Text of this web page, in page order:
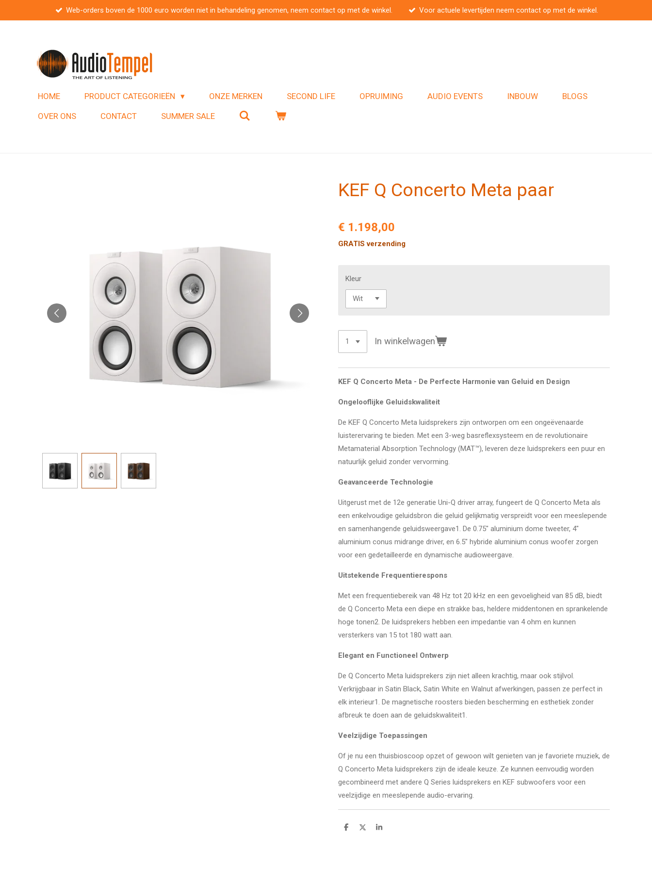
hoofdinhoud
Web-orders boven de 1000 euro worden niet in behandeling genomen, neem contact op met de winkel. Voor actuele levertijden neem contact op met de winkel.
HOME PRODUCT CATEGORIEËN ONZE MERKEN SECOND LIFE OPRUIMING AUDIO EVENTS INBOUW BLOGS
OVER ONS CONTACT SUMMER SALE
KEF Q Concerto Meta paar
€ 1.198,00
GRATIS verzending
Kleur
In winkelwagen
KEF Q Concerto Meta - De Perfecte Harmonie van Geluid en Design
Ongelooflijke Geluidskwaliteit
De KEF Q Concerto Meta luidsprekers zijn ontworpen om een ongeëvenaarde
luisterervaring te bieden. Met een 3-weg basreflexsysteem en de revolutionaire
Metamaterial Absorption Technology (MAT™), leveren deze luidsprekers een puur en
natuurlijk geluid zonder vervorming.
Geavanceerde Technologie
Uitgerust met de 12e generatie Uni-Q driver array, fungeert de Q Concerto Meta als
een enkelvoudige geluidsbron die geluid gelijkmatig verspreidt voor een meeslepende
en samenhangende geluidsweergave1. De 0.75" aluminium dome tweeter, 4"
aluminium conus midrange driver, en 6.5" hybride aluminium conus woofer zorgen
voor een gedetailleerde en dynamische audioweergave.
Uitstekende Frequentierespons
Met een frequentiebereik van 48 Hz tot 20 kHz en een gevoeligheid van 85 dB, biedt
de Q Concerto Meta een diepe en strakke bas, heldere middentonen en sprankelende
hoge tonen2. De luidsprekers hebben een impedantie van 4 ohm en kunnen
versterkers van 15 tot 180 watt aan.
Elegant en Functioneel Ontwerp
De Q Concerto Meta luidsprekers zijn niet alleen krachtig, maar ook stijlvol.
Verkrijgbaar in Satin Black, Satin White en Walnut afwerkingen, passen ze perfect in
elk interieur1. De magnetische roosters bieden bescherming en esthetiek zonder
afbreuk te doen aan de geluidskwaliteit1.
Veelzijdige Toepassingen
Of je nu een thuisbioscoop opzet of gewoon wilt genieten van je favoriete muziek, de
Q Concerto Meta luidsprekers zijn de ideale keuze. Ze kunnen eenvoudig worden
gecombineerd met andere Q Series luidsprekers en KEF subwoofers voor een
veelzijdige en meeslepende audio-ervaring.
D
D
S